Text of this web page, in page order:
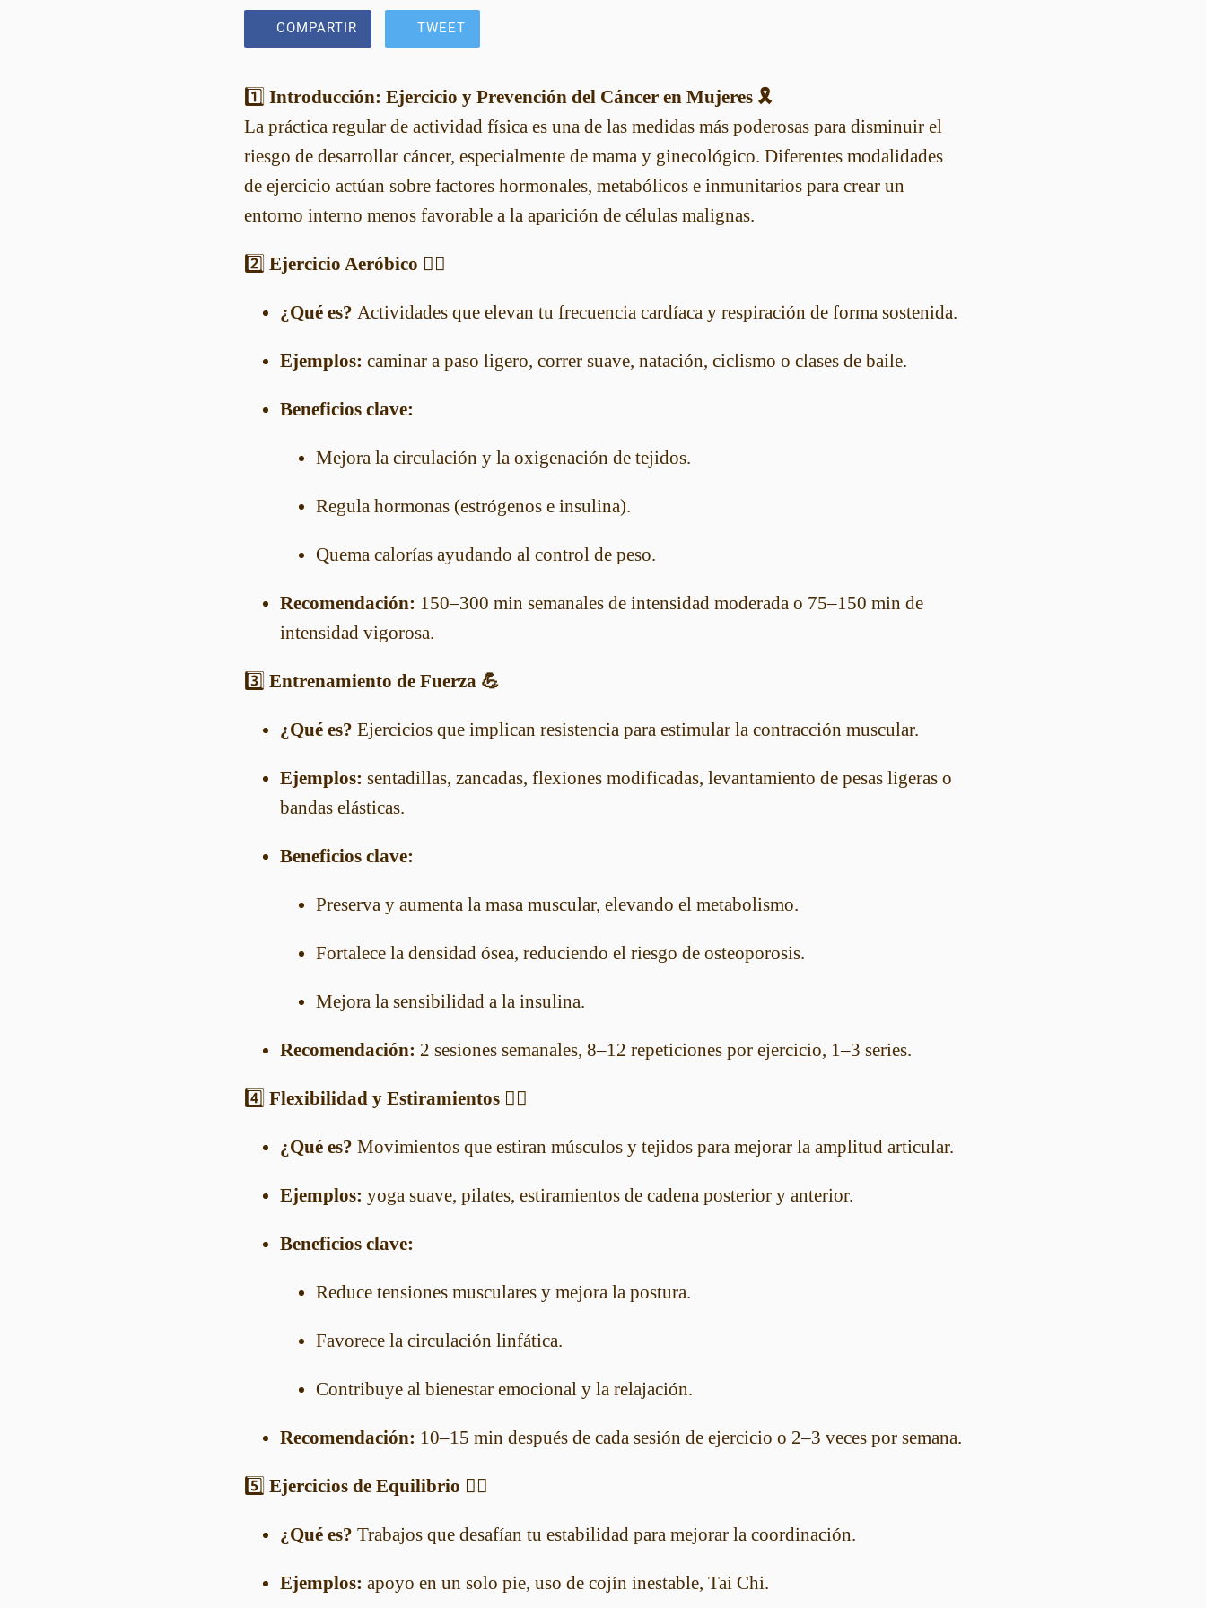
COMPARTIR TWEET
1️⃣ Introducción: Ejercicio y Prevención del Cáncer en Mujeres 🎗️
La práctica regular de actividad física es una de las medidas más poderosas para disminuir el
riesgo de desarrollar cáncer, especialmente de mama y ginecológico. Diferentes modalidades
de ejercicio actúan sobre factores hormonales, metabólicos e inmunitarios para crear un
entorno interno menos favorable a la aparición de células malignas.
2️⃣ Ejercicio Aeróbico 🏃‍♀️
¿Qué es? Actividades que elevan tu frecuencia cardíaca y respiración de forma sostenida.
Ejemplos: caminar a paso ligero, correr suave, natación, ciclismo o clases de baile.
Beneficios clave:
Mejora la circulación y la oxigenación de tejidos.
Regula hormonas (estrógenos e insulina).
Quema calorías ayudando al control de peso.
Recomendación: 150–300 min semanales de intensidad moderada o 75–150 min de
intensidad vigorosa.
3️⃣ Entrenamiento de Fuerza 💪
¿Qué es? Ejercicios que implican resistencia para estimular la contracción muscular.
Ejemplos: sentadillas, zancadas, flexiones modificadas, levantamiento de pesas ligeras o
bandas elásticas.
Beneficios clave:
Preserva y aumenta la masa muscular, elevando el metabolismo.
Fortalece la densidad ósea, reduciendo el riesgo de osteoporosis.
Mejora la sensibilidad a la insulina.
Recomendación: 2 sesiones semanales, 8–12 repeticiones por ejercicio, 1–3 series.
4️⃣ Flexibilidad y Estiramientos 🤸‍♀️
¿Qué es? Movimientos que estiran músculos y tejidos para mejorar la amplitud articular.
Ejemplos: yoga suave, pilates, estiramientos de cadena posterior y anterior.
Beneficios clave:
Reduce tensiones musculares y mejora la postura.
Favorece la circulación linfática.
Contribuye al bienestar emocional y la relajación.
Recomendación: 10–15 min después de cada sesión de ejercicio o 2–3 veces por semana.
5️⃣ Ejercicios de Equilibrio 🧘‍♀️
¿Qué es? Trabajos que desafían tu estabilidad para mejorar la coordinación.
Ejemplos: apoyo en un solo pie, uso de cojín inestable, Tai Chi.